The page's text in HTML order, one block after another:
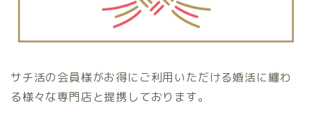
サチ活の会員様がお得にご利用いただける婚活に纏わ
る様々な専門店と提携しております。